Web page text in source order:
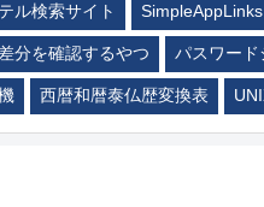
ル検索サイト
分を確認するやつ パスワード
西暦和暦泰仏歴変換表